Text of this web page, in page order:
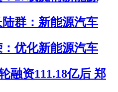
群：新能源汽车
优化新能源汽车
融资111.18亿后 郑